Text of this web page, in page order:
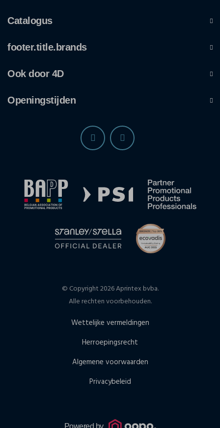
Catalogus
footer.title.brands
Ook door 4D
Openingstijden
© Copyright 2026 Aprintex bvba.
Alle rechten voorbehouden.
Wettelijke vermeldingen
Herroepingsrecht
Algemene voorwaarden
Privacybeleid
Powered by